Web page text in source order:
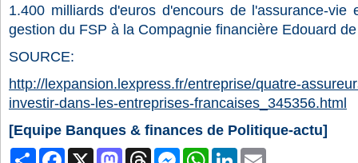
1.400 milliards d'euros d'encours de l'assurance-
gestion du FSP à la Compagnie financière Edouard
SOURCE:
http://lexpansion.lexpress.fr/entreprise/quatre-
investir-dans-les-entreprises-francaises_345356.html
[Equipe Banques & finances de Politique-actu]
PartagerFacebook MastodonThreads MessengerWhatsAppLinkedIn